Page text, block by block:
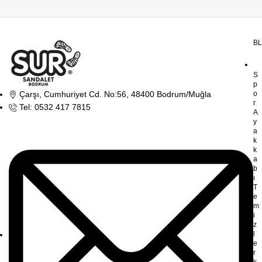
Çarşı, Cumhuriyet Cd. No:56, 48400 Bodrum/Muğla
Tel: 0532 417 7815
S
p
o
r
A
y
a
k
k
a
b
ı
T
e
m
i
z
l
e
r